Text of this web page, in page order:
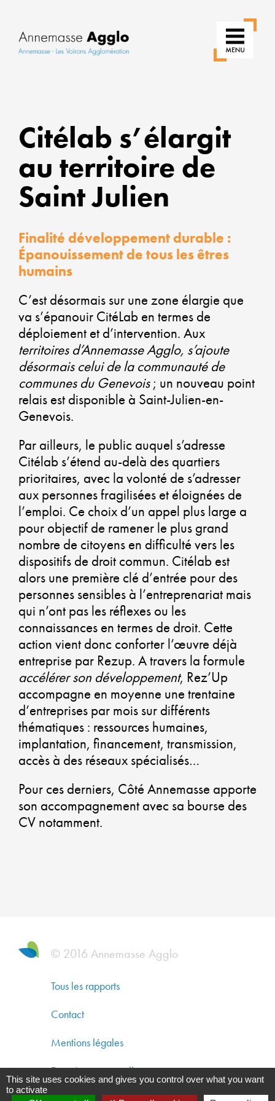
ET
Citélab s’élargit
au territoire de
Saint Julien
Finalité développement durable :
Épanouissement de tous les êtres
humains
C’est désormais sur une zone élargie que
va s’épanouir CitéLab en termes de
déploiement et d’intervention. Aux
territoires d’Annemasse Agglo, s’ajoute
désormais celui de la communauté de
communes du Genevois; un nouveau point
relais est disponible à Saint-Julien-en-
Genevois.
Par ailleurs, le public auquel s’adresse
Citélab s’étend au-delà des quartiers
prioritaires, avec la volonté de s’adresser
aux personnes fragilisées et éloignées de
l’emploi. Ce choix d’un appel plus large a
pour objectif de ramener le plus grand
nombre de citoyens en difficulté vers les
dispositifs de droit commun. Citélab est
alors une première clé d’entrée pour des
personnes sensibles à l’entreprenariat mais
qui n’ont pas les réflexes ou les
connaissances en termes de droit. Cette
action vient donc conforter l’œuvre déjà
entreprise par Rezup. A travers la formule
accélérer son développement, Rez’Up
accompagne en moyenne une trentaine
d’entreprises par mois sur différents
thématiques : ressources humaines,
implantation, financement, transmission,
accès à des réseaux spécialisés…
Pour ces derniers, Côté Annemasse apporte
son accompagnement avec sa bourse des
CV notamment.
© 2016 Annemasse Agglo
Tous les rapports
Contact
Mentions légales
Données personnelles
This site uses cookies and gives you control over what you want
to activate